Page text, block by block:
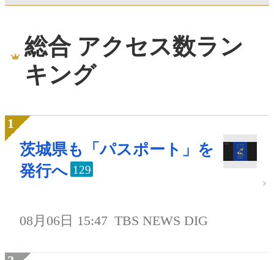
総合 アクセス数ラン
キング
茨城県も「パスポート」を
発行へ 129
08月06日 15:47 TBS NEWS DIG